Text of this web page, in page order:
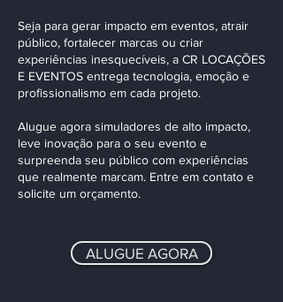
Seja para gerar impacto em eventos, atrair
público, fortalecer marcas ou criar
experiências inesquecíveis, a CR LOCAÇÕES
E EVENTOS entrega tecnologia, emoção e
profissionalismo em cada projeto.
Alugue agora simuladores de alto impacto,
leve inovação para o seu evento e
surpreenda seu público com experiências
que realmente marcam. Entre em contato e
solicite um orçamento.
ALUGUE AGORA